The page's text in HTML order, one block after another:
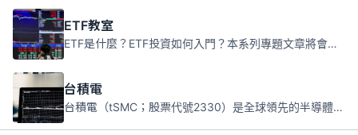
ETF教室
ETF是什麼？ETF投資如何入門？本系列專題文章將會告訴你新手必須知道的ETF基礎知識。
台積電
台積電（tSMC；股票代號2330）是全球領先的半導體代工公司，成立於1987年，總部位於台灣新竹。且已於美國、日本、德國及中國設廠，台積電是全球首家專業積體電路製造服務公司，也是全球最先進和最大規模的半導體代工廠。